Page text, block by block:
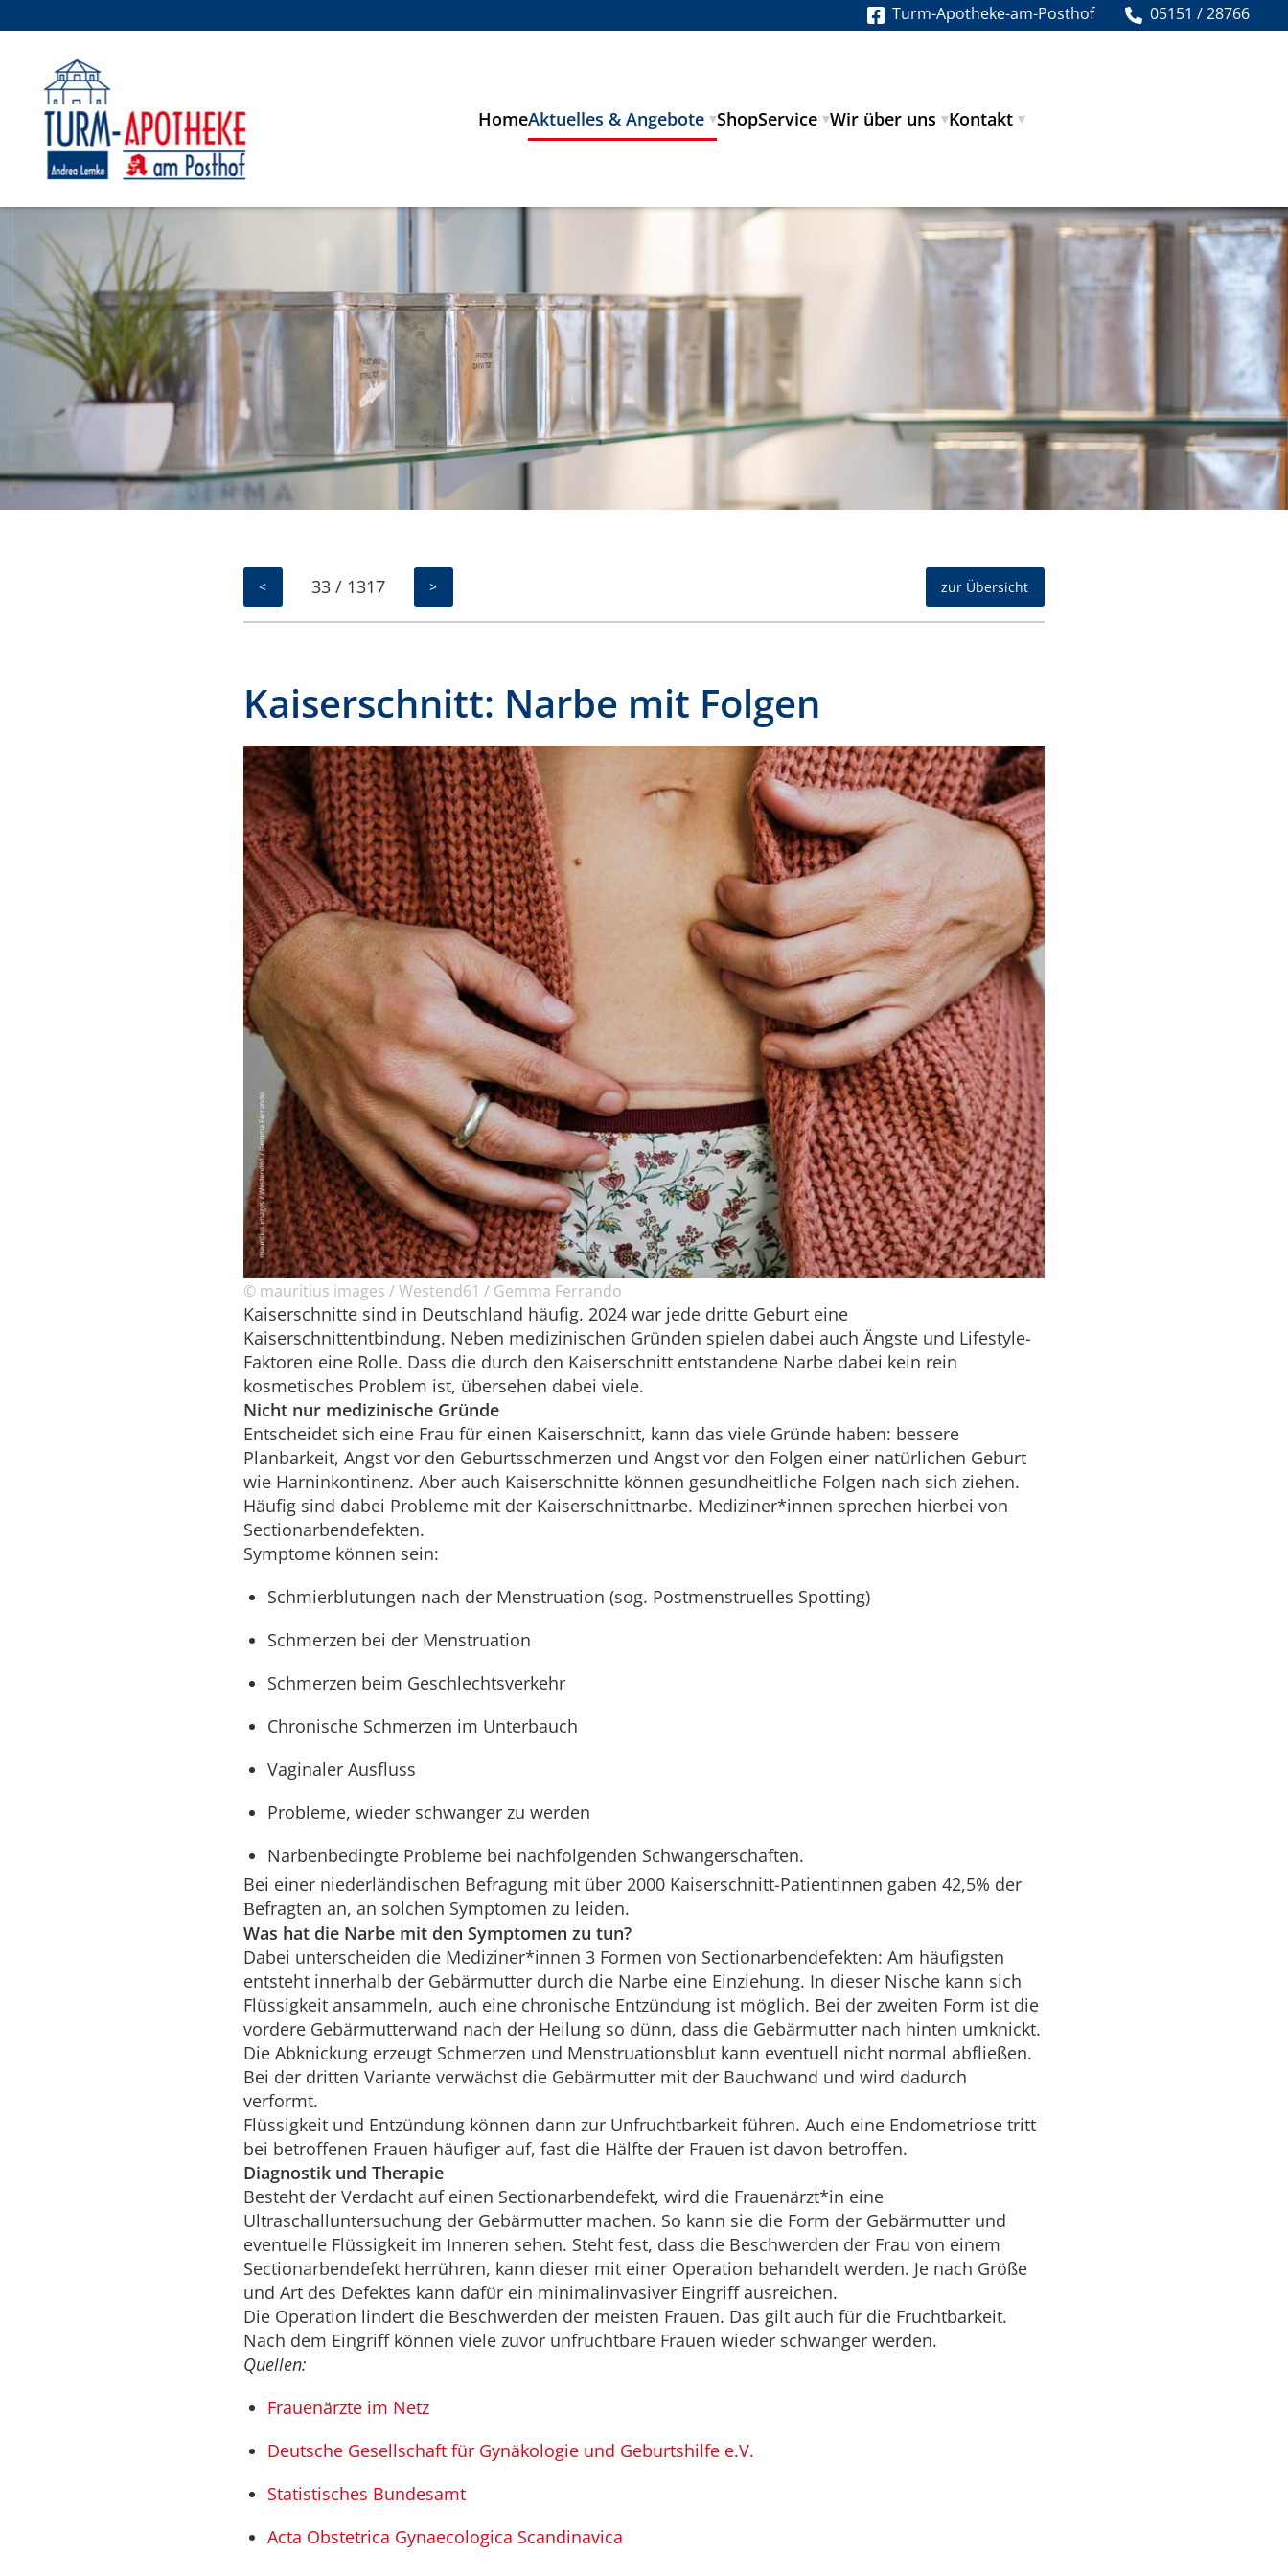
< 33 / 1317 > zur Übersicht
Kaiserschnitt: Narbe mit Folgen
© mauritius images / Westend61 / Gemma Ferrando
Kaiserschnitte sind in Deutschland häufig. 2024 war jede dritte Geburt eine
Kaiserschnittentbindung. Neben medizinischen Gründen spielen dabei auch Ängste und Lifestyle-
Faktoren eine Rolle. Dass die durch den Kaiserschnitt entstandene Narbe dabei kein rein
kosmetisches Problem ist, übersehen dabei viele.
Nicht nur medizinische Gründe
Entscheidet sich eine Frau für einen Kaiserschnitt, kann das viele Gründe haben: bessere
Planbarkeit, Angst vor den Geburtsschmerzen und Angst vor den Folgen einer natürlichen Geburt
wie Harninkontinenz. Aber auch Kaiserschnitte können gesundheitliche Folgen nach sich ziehen.
Häufig sind dabei Probleme mit der Kaiserschnittnarbe. Mediziner*innen sprechen hierbei von
Sectionarbendefekten.
Symptome können sein:
Schmierblutungen nach der Menstruation (sog. Postmenstruelles Spotting)
Schmerzen bei der Menstruation
Schmerzen beim Geschlechtsverkehr
Chronische Schmerzen im Unterbauch
Vaginaler Ausfluss
Probleme, wieder schwanger zu werden
Narbenbedingte Probleme bei nachfolgenden Schwangerschaften.
Bei einer niederländischen Befragung mit über 2000 Kaiserschnitt-Patientinnen gaben 42,5% der
Befragten an, an solchen Symptomen zu leiden.
Was hat die Narbe mit den Symptomen zu tun?
Dabei unterscheiden die Mediziner*innen 3 Formen von Sectionarbendefekten: Am häufigsten
entsteht innerhalb der Gebärmutter durch die Narbe eine Einziehung. In dieser Nische kann sich
Flüssigkeit ansammeln, auch eine chronische Entzündung ist möglich. Bei der zweiten Form ist die
vordere Gebärmutterwand nach der Heilung so dünn, dass die Gebärmutter nach hinten umknickt.
Die Abknickung erzeugt Schmerzen und Menstruationsblut kann eventuell nicht normal abfließen.
Bei der dritten Variante verwächst die Gebärmutter mit der Bauchwand und wird dadurch
verformt.
Flüssigkeit und Entzündung können dann zur Unfruchtbarkeit führen. Auch eine Endometriose tritt
bei betroffenen Frauen häufiger auf, fast die Hälfte der Frauen ist davon betroffen.
Diagnostik und Therapie
Besteht der Verdacht auf einen Sectionarbendefekt, wird die Frauenärzt*in eine
Ultraschalluntersuchung der Gebärmutter machen. So kann sie die Form der Gebärmutter und
eventuelle Flüssigkeit im Inneren sehen. Steht fest, dass die Beschwerden der Frau von einem
Sectionarbendefekt herrühren, kann dieser mit einer Operation behandelt werden. Je nach Größe
und Art des Defektes kann dafür ein minimalinvasiver Eingriff ausreichen.
Die Operation lindert die Beschwerden der meisten Frauen. Das gilt auch für die Fruchtbarkeit.
Nach dem Eingriff können viele zuvor unfruchtbare Frauen wieder schwanger werden.
Quellen:
Frauenärzte im Netz
Deutsche Gesellschaft für Gynäkologie und Geburtshilfe e.V.
Statistisches Bundesamt
Acta Obstetrica Gynaecologica Scandinavica
Turm-Apotheke-am-Posthof 05151 / 28766
HomeAktuelles & Angebote ShopService Wir über uns Kontakt